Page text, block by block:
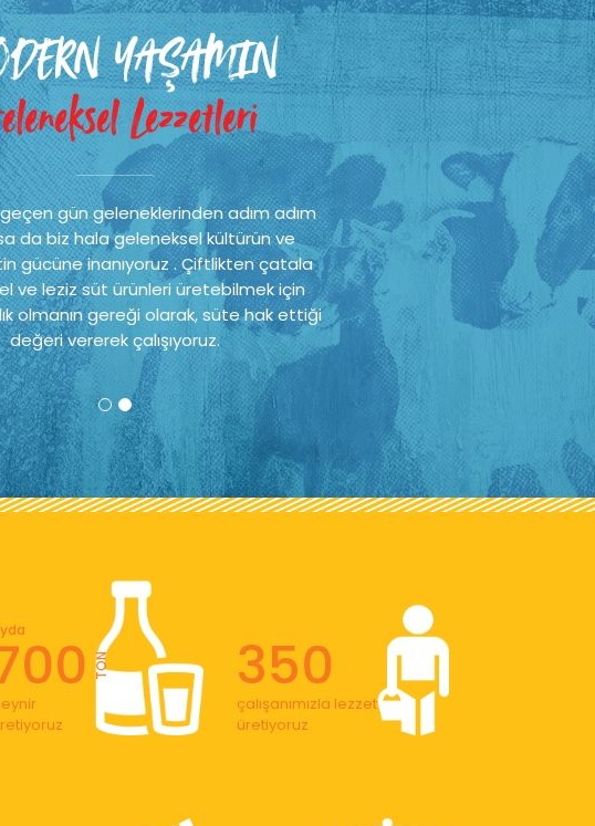
YAŞAMIN
Lezzetleri
gün geleneklerinden adım adım
da biz hala geleneksel kültürün ve
gücüne inanıyoruz . Çiftlikten çatala
ve leziz süt ürünleri üretebilmek için
olmanın gereği olarak, süte hak ettiği
değeri vererek çalışıyoruz.
TON 350
çalışanımızla lezzet
üretiyoruz